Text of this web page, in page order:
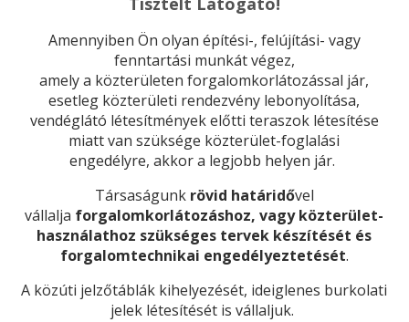
Amennyiben Ön olyan építési-, felújítási- vagy
fenntartási munkát végez,
amely a közterületen forgalomkorlátozással jár,
esetleg közterületi rendezvény lebonyolítása,
vendéglátó létesítmények előtti teraszok létesítése
miatt van szüksége közterület-foglalási
engedélyre, akkor a legjobb helyen jár.
Társaságunk rövid határidővel
vállalja forgalomkorlátozáshoz, vagy közterület-
használathoz szükséges tervek készítését és
forgalomtechnikai engedélyeztetését.
A közúti jelzőtáblák kihelyezését, ideiglenes burkolati
jelek létesítését is vállaljuk.